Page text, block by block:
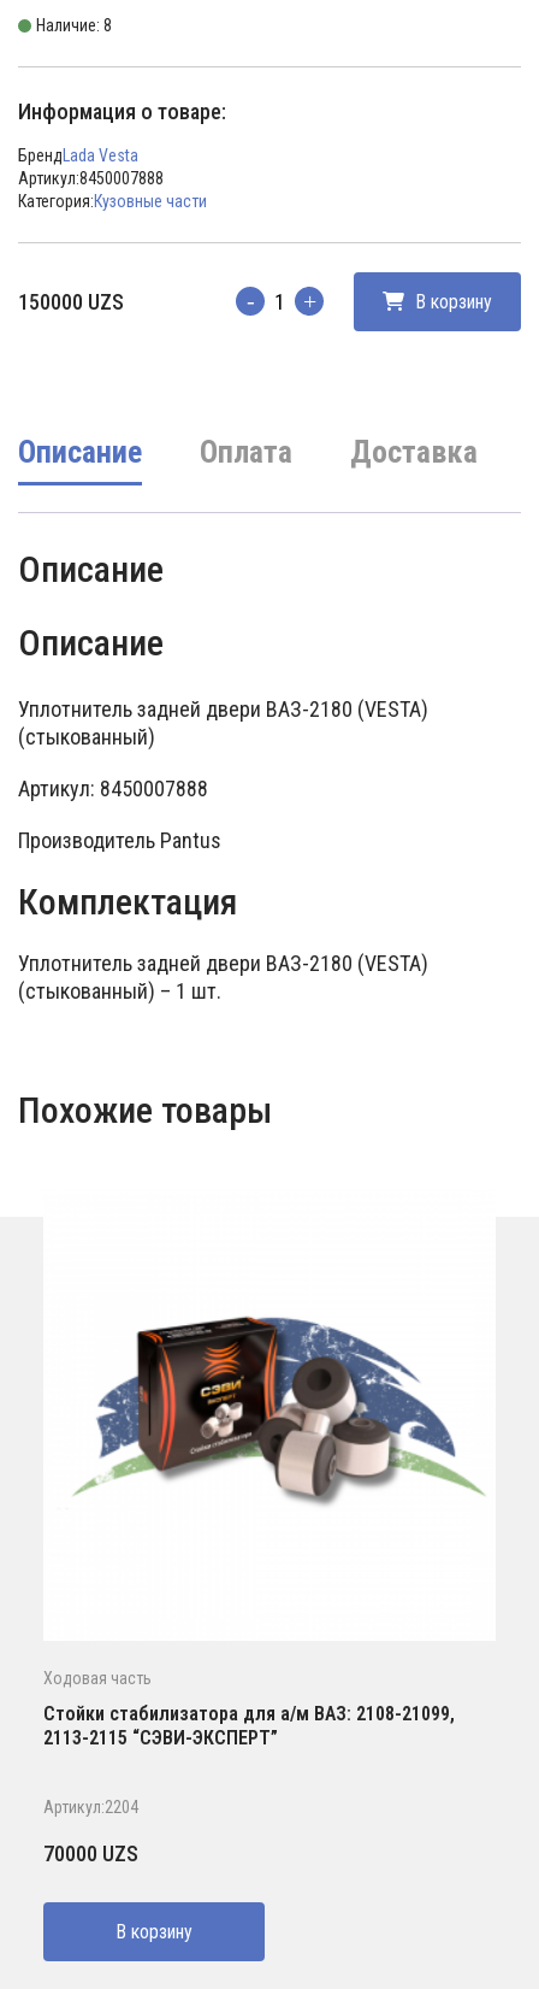
Наличие: 8
Информация о товаре:
Бренд Lada Vesta
Артикул:8450007888
Категория:Кузовные части
150000 UZS Количество В корзину
Описание Оплата Доставка
Описание
Описание
Уплотнитель задней двери ВАЗ-2180 (VESTA)
(стыкованный)
Артикул: 8450007888
Производитель Pantus
Комплектация
Уплотнитель задней двери ВАЗ-2180 (VESTA)
(стыкованный) – 1 шт.
Похожие товары
Ходовая часть
Стойки стабилизатора для а/м ВАЗ: 2108-21099,
2113-2115 “СЭВИ-ЭКСПЕРТ”
Артикул:2204
70000 UZS
В корзину